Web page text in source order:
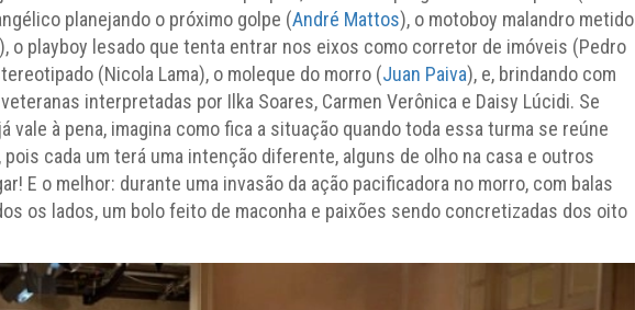
planejando o próximo golpe (André Mattos), o motoboy malandro metido
), o playboy lesado que tenta entrar nos eixos como corretor de imóveis (Pedro
(Nicola Lama), o moleque do morro (Juan Paiva), e, brindando com
interpretadas por Ilka Soares, Carmen Verônica e Daisy Lúcidi. Se
vale à pena, imagina como fica a situação quando toda essa turma se reúne
cada um terá uma intenção diferente, alguns de olho na casa e outros
E o melhor: durante uma invasão da ação pacificadora no morro, com balas
os lados, um bolo feito de maconha e paixões sendo concretizadas dos oito